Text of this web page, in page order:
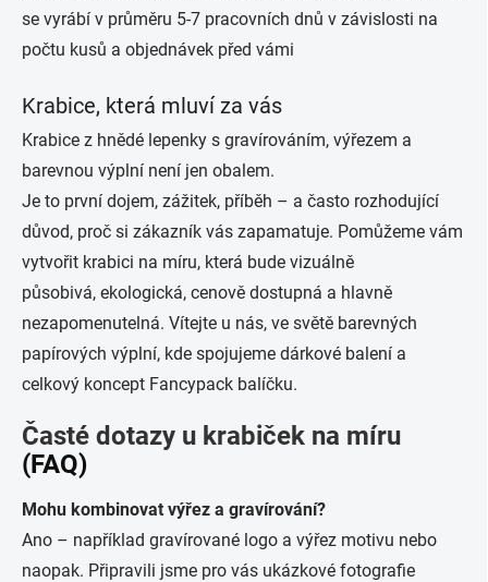
se vyrábí v průměru 5-7 pracovních dnů v závislosti na
počtu kusů a objednávek před vámi
Krabice, která mluví za vás
Krabice z hnědé lepenky s gravírováním, výřezem a
barevnou výplní není jen obalem.
Je to první dojem, zážitek, příběh – a často rozhodující
důvod, proč si zákazník vás zapamatuje. Pomůžeme vám
vytvořit krabici na míru, která bude vizuálně
působivá, ekologická, cenově dostupná a hlavně
nezapomenutelná. Vítejte u nás, ve světě barevných
papírových výplní, kde spojujeme dárkové balení a
celkový koncept Fancypack balíčku.
Časté dotazy u krabiček na míru
(FAQ)
Mohu kombinovat výřez a gravírování?
Ano – například gravírované logo a výřez motivu nebo
naopak. Připravili jsme pro vás ukázkové fotografie